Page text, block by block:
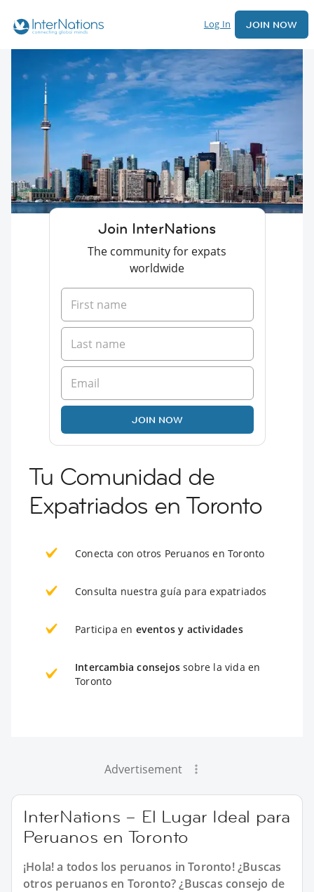
Log In JOIN NOW
Join InterNations
The community for expats
worldwide
JOIN NOW
Tu Comunidad de
Expatriados en Toronto
Conecta con otros Peruanos en Toronto
Consulta nuestra guía para expatriados
Participa en eventos y actividades
Intercambia consejos sobre la vida en
Toronto
Advertisement
InterNations – El Lugar Ideal para
Peruanos en Toronto
¡Hola! a todos los peruanos in Toronto! ¿Buscas
otros peruanos en Toronto? ¿Buscas consejo de